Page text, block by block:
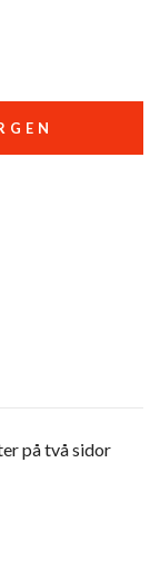
på två sidor